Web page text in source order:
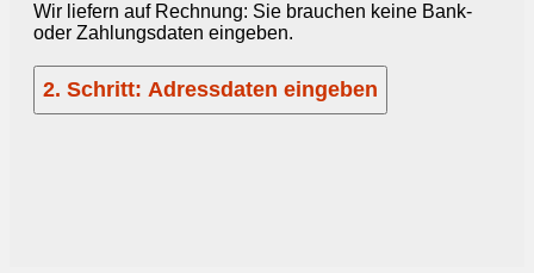
Wir liefern auf Rechnung: Sie brauchen keine Bank-
oder Zahlungsdaten eingeben.